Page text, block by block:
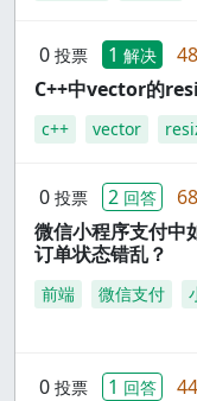
0 投票 1 解决
C++中vector的
c++ vector
0 投票 2 回答
微信小程序支付中
订单状态错乱？
前端 微信支付
0 投票 1 回答